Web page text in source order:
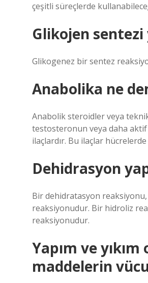
çeşitli süreçlerde
Glikojen sentezi
Glikogenez bir sentez
Anabolika ne
Anabolik steroidler veya
testosteronun veya daha
ilaçlardır. Bu ilaçlar
Dehidrasyon
Bir dehidratasyon
reaksiyonudur. Bir hidroliz
reaksiyonudur.
Yapım ve
maddelerin